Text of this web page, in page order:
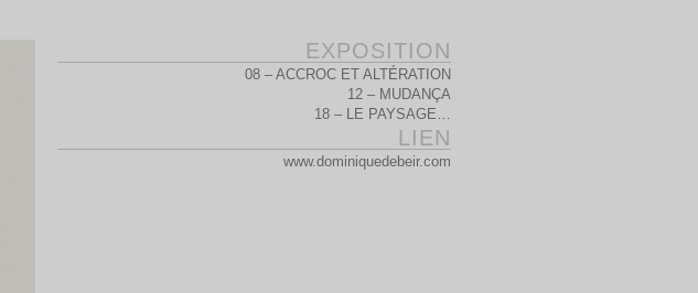
EXPOSITION
08 – ACCROC ET ALTÉRATION
12 – MUDANÇA
18 – LE PAYSAGE…
LIEN
www.dominiquedebeir.com